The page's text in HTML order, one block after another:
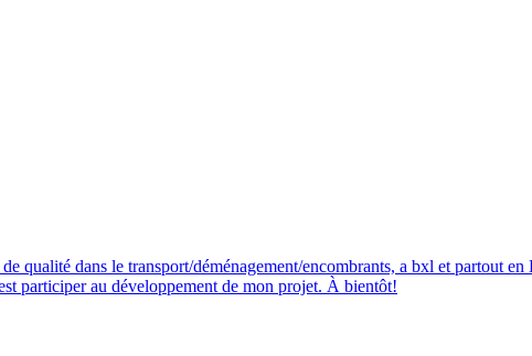
qualité dans le transport/déménagement/encombrants, a bxl et partout
participer au développement de mon projet. À bientôt!